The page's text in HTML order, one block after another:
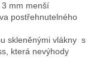
mm menší
postřehnutelného
skleněnými vlákny s
která nevýhody